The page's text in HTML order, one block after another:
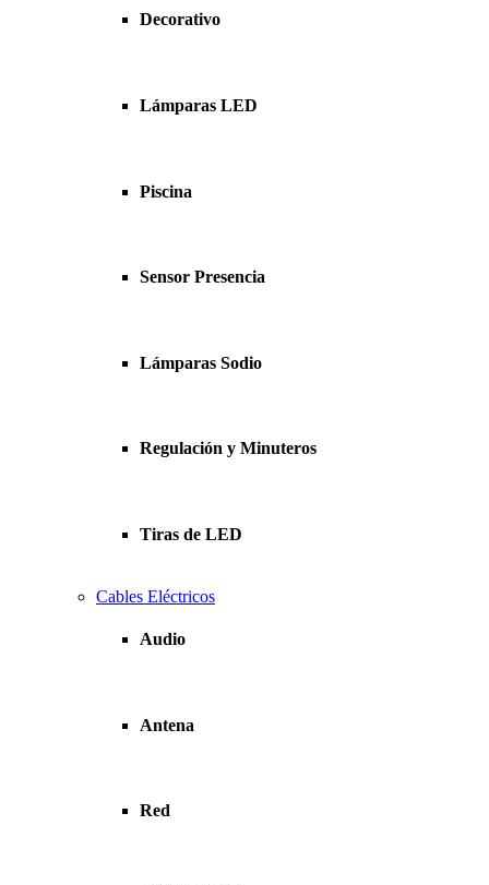
Decorativo
Lámparas LED
Piscina
Sensor Presencia
Lámparas Sodio
Regulación y Minuteros
Tiras de LED
Cables Eléctricos
Audio
Antena
Red